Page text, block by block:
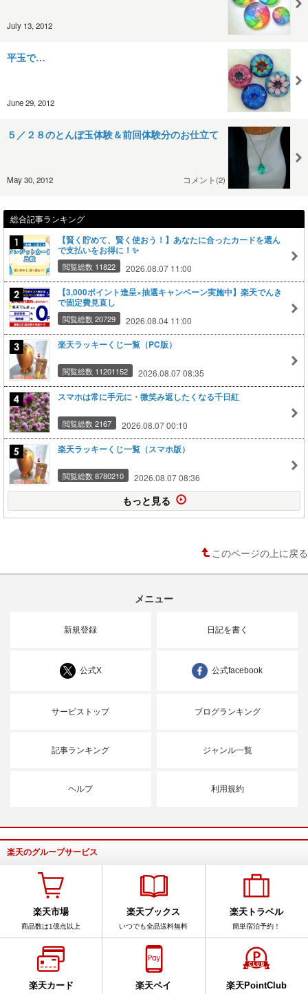
July 13, 2012
平玉で…
June 29, 2012
５／２８のとんぼ玉体験＆前回体験分のお仕立て
May 30, 2012 コメント(2)
総合記事ランキング
【賢く貯めて、賢く使おう！】あなたに合ったカードを選ん
で支払いをお得に！✨
閲覧総数 11822 2026.08.07 11:00
【3,000ポイント進呈×抽選キャンペーン実施中】楽天でんき
で固定費見直し
閲覧総数 20729 2026.08.04 11:00
楽天ラッキーくじ一覧（PC版）
閲覧総数 11201152 2026.08.07 08:35
スマホは常に手元に・微笑み返したくなる千日紅
閲覧総数 2167 2026.08.07 00:10
楽天ラッキーくじ一覧（スマホ版）
閲覧総数 8780210 2026.08.07 08:36
もっと見る
このページの上に戻る
メニュー
新規登録 日記を書く
公式X 公式facebook
サービストップ ブログランキング
記事ランキング ジャンル一覧
ヘルプ 利用規約
楽天のグループサービス
楽天市場
商品数は1億点以上
楽天ブックス
いつでも全品送料無料
楽天トラベル
簡単宿泊予約！
楽天カード 楽天ペイ 楽天PointClub